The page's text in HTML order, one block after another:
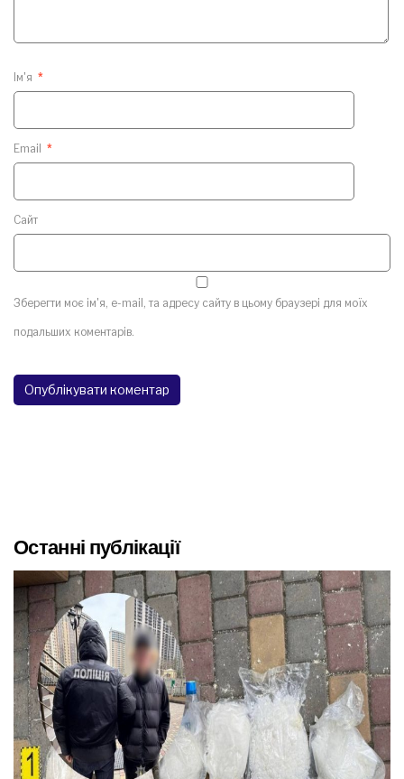
Ім'я *
Email *
Сайт
Зберегти моє ім'я, e-mail, та адресу сайту в цьому браузері для моїх
подальших коментарів.
Останні публікації